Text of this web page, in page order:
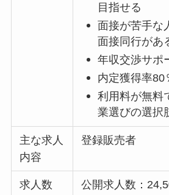
目指せる
面接が苦手な
面接同行があ
年収交渉サポ
内定獲得率80
利用料が無料
業選びの選択
主な求人
内容
登録販売者
求人数
公開求人数：